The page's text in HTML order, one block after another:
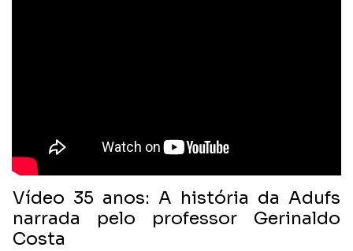
Vídeo 35 anos: A história da Adufs
narrada pelo professor Gerinaldo
Costa